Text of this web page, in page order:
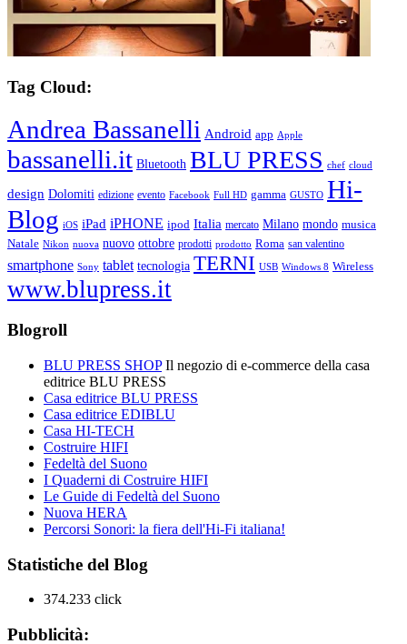
Tag Cloud:
Andrea Bassanelli Android app Apple
bassanelli.it Bluetooth BLU PRESS chef cloud
design Dolomiti edizione evento Facebook Full HD gamma GUSTO Hi-
Blog iOS iPad iPHONE ipod Italia mercato Milano mondo musica
Natale Nikon nuova nuovo ottobre prodotti prodotto Roma san valentino
smartphone Sony tablet tecnologia TERNI USB Windows 8 Wireless
www.blupress.it
Blogroll
BLU PRESS SHOPIl negozio di e-commerce della casa
editrice BLU PRESS
Casa editrice BLU PRESS
Casa editrice EDIBLU
Casa HI-TECH
Costruire HIFI
Fedeltà del Suono
I Quaderni di Costruire HIFI
Le Guide di Fedeltà del Suono
Nuova HERA
Percorsi Sonori: la fiera dell'Hi-Fi italiana!
Statistiche del Blog
374.233 click
Pubblicità: